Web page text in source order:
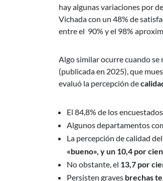
hay algunas variaciones por
Vichada con un 48% de
entre el 90% y el 98%
Algo similar ocurre cuando
(publicada en 2025), que
evaluó la percepción de
El 84,8% de los
Algunos departamentos
La percepción de calidad del
«bueno», y un 10,4 por
No obstante, el 13,7 por
Persisten graves brechas